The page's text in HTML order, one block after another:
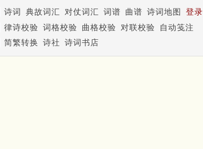
诗词 典故词汇 对仗词汇 词谱 曲谱 诗词地图
登录
律诗校验 词格校验 曲格校验 对联校验
自动笺注
简繁转换 诗社 诗词书店